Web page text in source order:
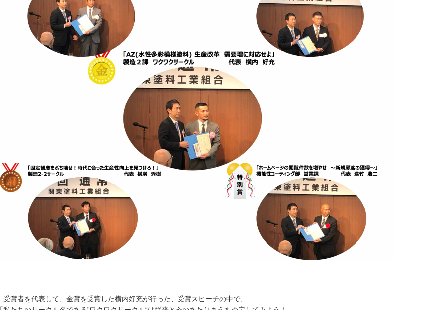
受賞者を代表して、金賞を受賞した横内好充が行った、受賞スピーチの中で、